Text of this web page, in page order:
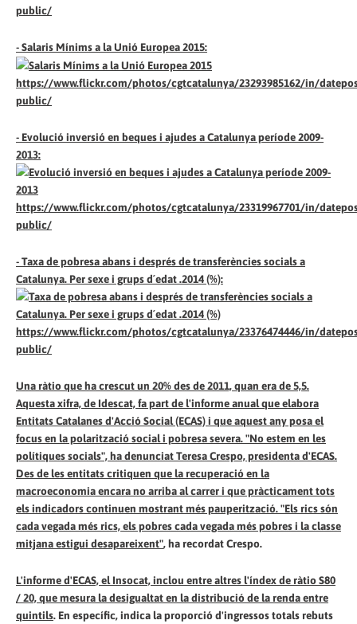
public/
- Salaris Mínims a la Unió Europea 2015:
https://www.flickr.com/photos/cgtcatalunya/23293985162/in/
public/
- Evolució inversió en beques i ajudes a Catalunya període 2009-
2013:
https://www.flickr.com/photos/cgtcatalunya/23319967701/in/
public/
- Taxa de pobresa abans i després de transferències socials a
Catalunya. Per sexe i grups d´edat .2014 (%):
https://www.flickr.com/photos/cgtcatalunya/23376474446/in/
public/
Una ràtio que ha crescut un 20% des de 2011, quan era de 5,5.
Aquesta xifra, de Idescat, fa part de l'informe anual que elabora
Entitats Catalanes d'Acció Social (ECAS) i que aquest any posa el
focus en la polarització social i pobresa severa. "No estem en les
polítiques socials", ha denunciat Teresa Crespo, presidenta d'ECAS.
Des de les entitats critiquen que la recuperació en la
macroeconomia encara no arriba al carrer i que pràcticament tots
els indicadors continuen mostrant més pauperització."Els rics són
cada vegada més rics, els pobres cada vegada més pobres i la classe
mitjana estigui desapareixent", ha recordat Crespo.
L'informe d'ECAS, el Insocat, inclou entre altres l'índex de ràtio S80
/ 20, que mesura la desigualtat en la distribució de la renda entre
quintils. En específic, indica la proporció d'ingressos totals rebuts